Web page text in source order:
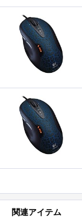
関連アイテム